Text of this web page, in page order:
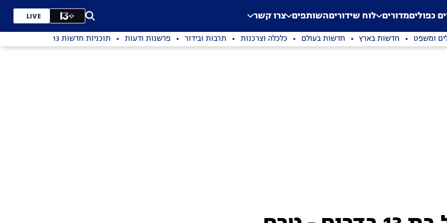
Application error: a
. כפוליםמדורים לוח שידוריםהשותפים צרו קשר LIVE
ומשפט חדשות בארץ חדשות בעולם כלכלה וצרכנות תרבות ובידור פרשנות ודעות תוכניות חדשות 13